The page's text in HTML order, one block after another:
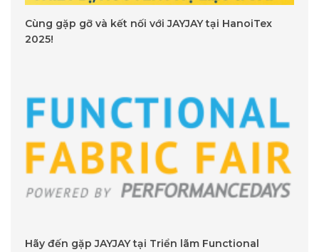
Cùng gặp gỡ và kết nối với JAYJAY tại HanoiTex
2025!
Hãy đến gặp JAYJAY tại Triển lãm Functional